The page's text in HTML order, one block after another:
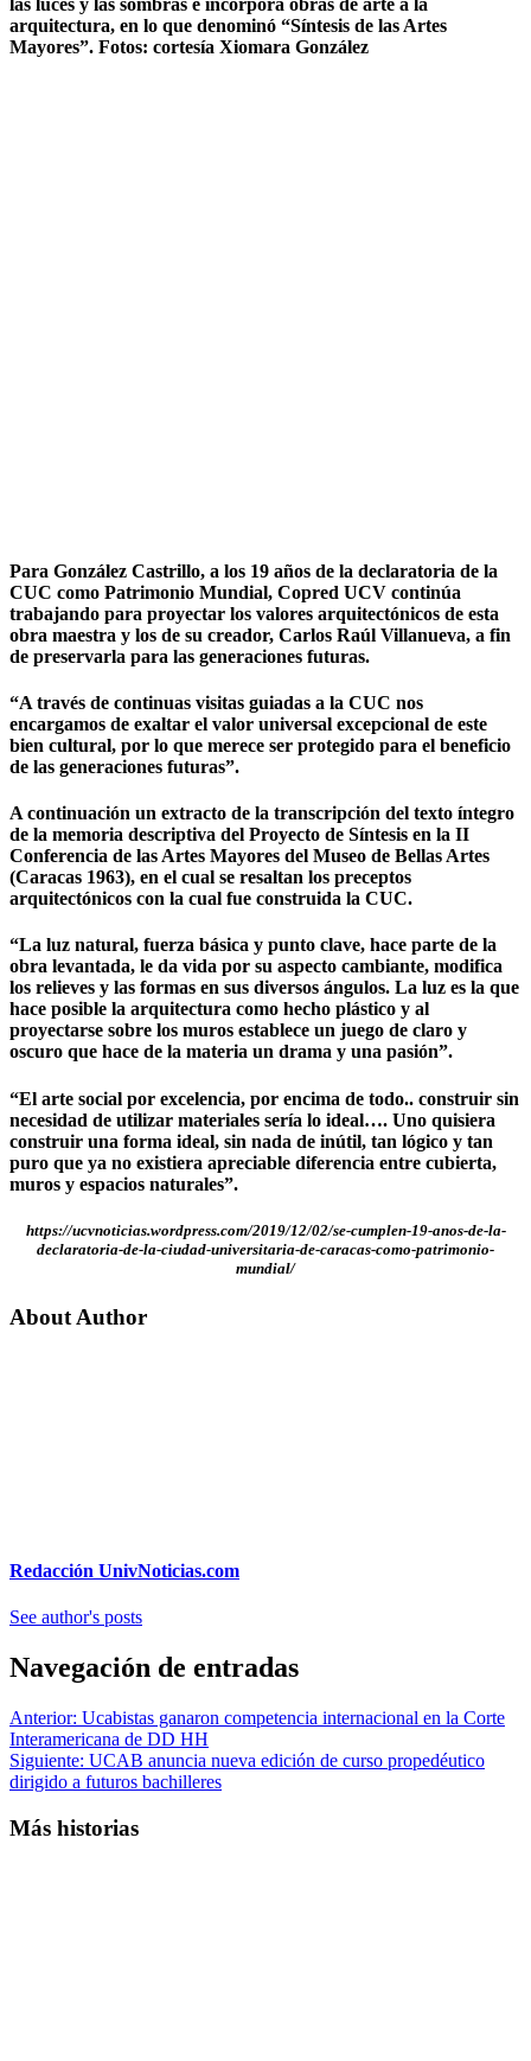
las luces y las sombras e incorpora obras de arte a la
arquitectura, en lo que denominó “Síntesis de las Artes
Mayores”. Fotos: cortesía Xiomara González
Para González Castrillo, a los 19 años de la declaratoria de la
CUC como Patrimonio Mundial, Copred UCV continúa
trabajando para proyectar los valores arquitectónicos de esta
obra maestra y los de su creador, Carlos Raúl Villanueva, a fin
de preservarla para las generaciones futuras.
“A través de continuas visitas guiadas a la CUC nos
encargamos de exaltar el valor universal excepcional de este
bien cultural, por lo que merece ser protegido para el beneficio
de las generaciones futuras”.
A continuación un extracto de la transcripción del texto íntegro
de la memoria descriptiva del Proyecto de Síntesis en la II
Conferencia de las Artes Mayores del Museo de Bellas Artes
(Caracas 1963), en el cual se resaltan los preceptos
arquitectónicos con la cual fue construida la CUC.
“La luz natural, fuerza básica y punto clave, hace parte de la
obra levantada, le da vida por su aspecto cambiante, modifica
los relieves y las formas en sus diversos ángulos. La luz es la que
hace posible la arquitectura como hecho plástico y al
proyectarse sobre los muros establece un juego de claro y
oscuro que hace de la materia un drama y una pasión”.
“El arte social por excelencia, por encima de todo.. construir sin
necesidad de utilizar materiales sería lo ideal…. Uno quisiera
construir una forma ideal, sin nada de inútil, tan lógico y tan
puro que ya no existiera apreciable diferencia entre cubierta,
muros y espacios naturales”.
https://ucvnoticias.wordpress.com/2019/12/02/se-cumplen-19-anos-de-la-
declaratoria-de-la-ciudad-universitaria-de-caracas-como-patrimonio-
mundial/
About Author
Redacción UnivNoticias.com
See author's posts
Navegación de entradas
Anterior: Ucabistas ganaron competencia internacional en la Corte
Interamericana de DD HH
Siguiente: UCAB anuncia nueva edición de curso propedéutico
dirigido a futuros bachilleres
Más historias